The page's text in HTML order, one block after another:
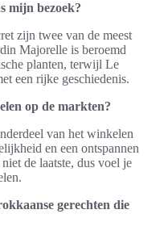
mijn bezoek?
zijn twee van de meest
Majorelle is beroemd
planten, terwijl Le
een rijke geschiedenis.
op de markten?
van het winkelen
en een ontspannen
de laatste, dus voel je
gerechten die